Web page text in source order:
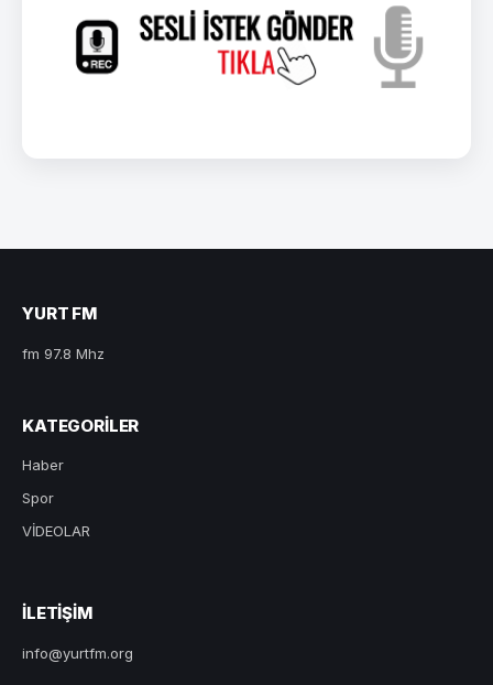
YURT FM
fm 97.8 Mhz
KATEGORILER
Haber
Spor
VİDEOLAR
ILETIŞIM
info@yurtfm.org